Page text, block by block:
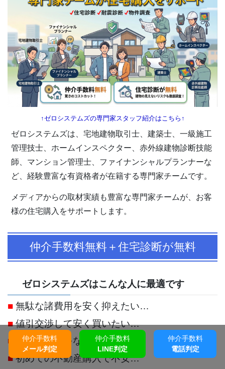
↑ゼロシステムズの専門家スタッフ紹介はこちら↑
ゼロシステムズは、宅地建物取引士、建築士、一級施工
管理技士、ホームインスペクター、赤外線建物診断技能
師、マンション管理士、ファイナンシャルプランナーな
ど、経験豊富な有資格者が在籍する専門家チームです。
メディアからの取材実績も豊富な専門家チームが、お客
様の住宅購入をサポートします。
仲介手数料無料＋住宅診断が無料
ゼロシステムズはこんな人に最適です
■ 無駄な諸費用を安く抑えたい…
■値引交渉して安く買いたい…
■
欠陥住宅じゃないか心配…
■初めての不動産購入で不安…
仲介手数料
メール判定
仲介手数料
LINE判定
仲介手数料
電話判定